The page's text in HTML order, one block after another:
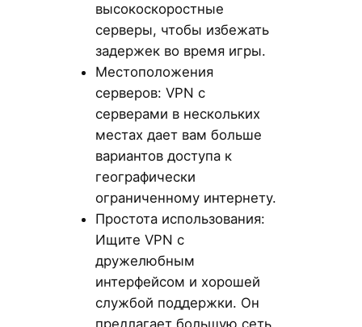
высокоскоростные
серверы, чтобы избежать
задержек во время игры.
Местоположения
серверов: VPN с
серверами в нескольких
местах дает вам больше
вариантов доступа к
географически
ограниченному интернету.
Простота использования:
Ищите VPN с
дружелюбным
интерфейсом и хорошей
службой поддержки. Он